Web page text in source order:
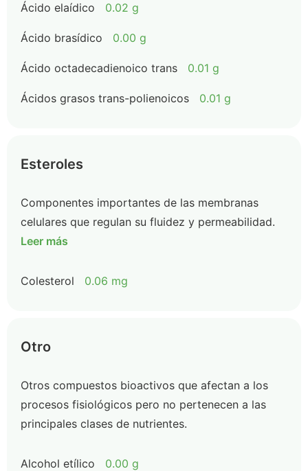
Ácido elaídico 0.02 g
Ácido brasídico 0.00 g
Ácido octadecadienoico trans 0.01 g
Ácidos grasos trans-polienoicos 0.01 g
Esteroles
Componentes importantes de las membranas
celulares que regulan su fluidez y permeabilidad.
Leer más
Colesterol 0.06 mg
Otro
Otros compuestos bioactivos que afectan a los
procesos fisiológicos pero no pertenecen a las
principales clases de nutrientes.
Alcohol etílico 0.00 g